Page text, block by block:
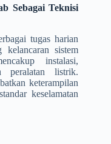
Sebagai Teknisi
tugas harian
sistem
instalasi,
peralatan listrik.
keterampilan
keselamatan